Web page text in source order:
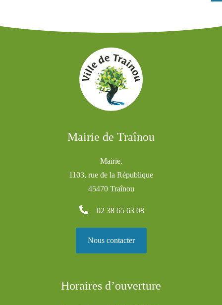
Mairie de Traînou
Mairie,
1103, rue de la République
45470 Traînou
02 38 65 63 08
Nous contacter
Horaires d’ouverture